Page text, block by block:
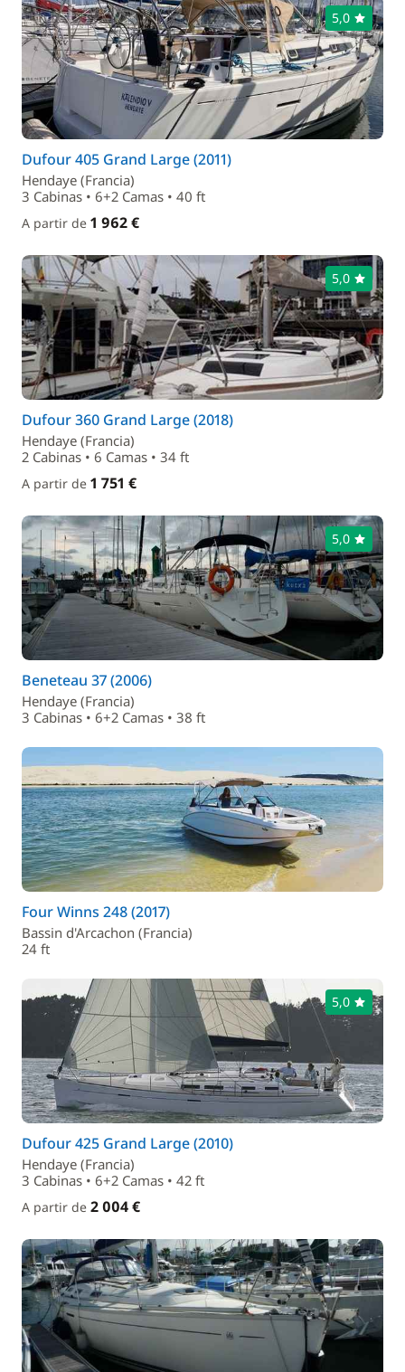
5,0
Dufour 405 Grand Large (2011)
Hendaye (Francia)
3 Cabinas • 6+2 Camas • 40 ft
A partir de 1 962 €
5,0
Dufour 360 Grand Large (2018)
Hendaye (Francia)
2 Cabinas • 6 Camas • 34 ft
A partir de 1 751 €
5,0
Beneteau 37 (2006)
Hendaye (Francia)
3 Cabinas • 6+2 Camas • 38 ft
Four Winns 248 (2017)
Bassin d'Arcachon (Francia)
24 ft
5,0
Dufour 425 Grand Large (2010)
Hendaye (Francia)
3 Cabinas • 6+2 Camas • 42 ft
A partir de 2 004 €